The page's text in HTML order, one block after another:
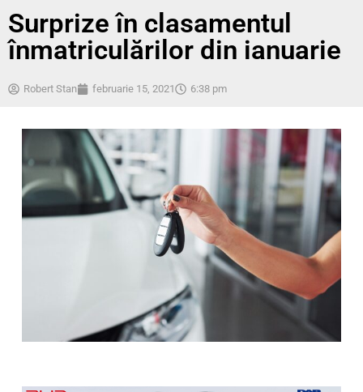
Surprize în clasamentul
înmatriculărilor din ianuarie
Robert Stan februarie 15, 2021 6:38 pm